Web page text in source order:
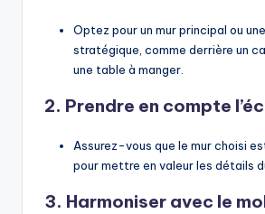
Optez pour un mur principal ou
stratégique, comme derrière un
une table à manger.
2. Prendre en compte
Assurez-vous que le mur choisi
pour mettre en valeur les détails
3. Harmoniser avec le